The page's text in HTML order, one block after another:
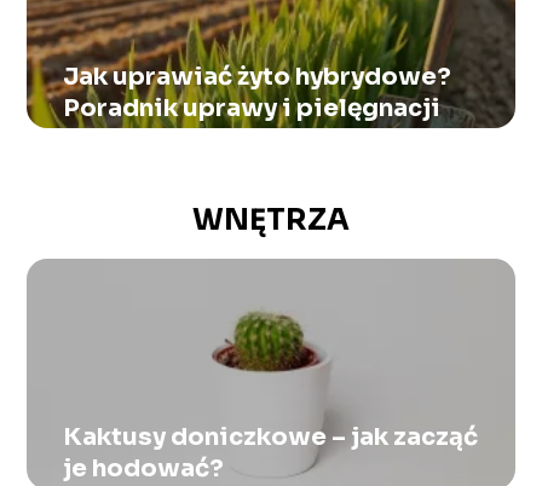
Jak uprawiać żyto hybrydowe?
Poradnik uprawy i pielęgnacji
WNĘTRZA
Kaktusy doniczkowe – jak zacząć
je hodować?